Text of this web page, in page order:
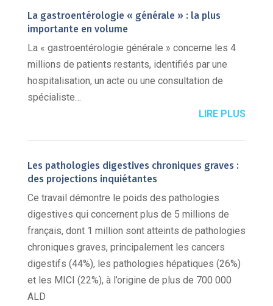
La gastroentérologie « générale » : la plus
importante en volume
La « gastroentérologie générale » concerne les 4
millions de patients restants, identifiés par une
hospitalisation, un acte ou une consultation de
spécialiste…
LIRE PLUS
Les pathologies digestives chroniques graves :
des projections inquiétantes
Ce travail démontre le poids des pathologies
digestives qui concernent plus de 5 millions de
français, dont 1 million sont atteints de pathologies
chroniques graves, principalement les cancers
digestifs (44%), les pathologies hépatiques (26%)
et les MICI (22%), à l’origine de plus de 700 000
ALD